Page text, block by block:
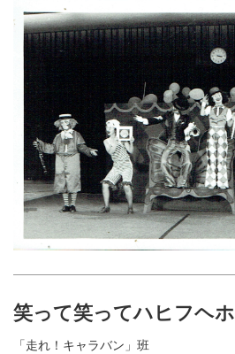
笑って笑ってハヒフヘホ
「走れ！キャラバン」班